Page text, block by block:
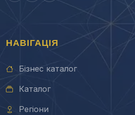
НАВІГАЦІЯ
Бізнес каталог
Каталог
Регіони